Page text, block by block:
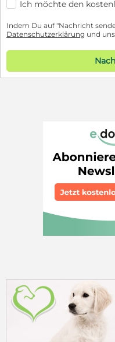
Ich möchte den
Indem Du auf "Nachricht
Datenschutzerklärung und